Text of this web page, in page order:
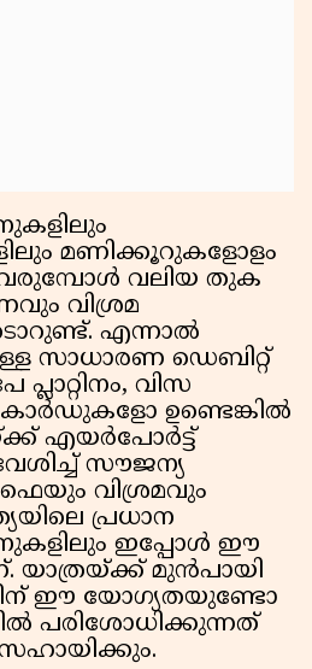
മണിക്കൂറുകളോളം
വരുമ്പോൾ വലിയ തുക
വിശ്രമ
എന്നാൽ
സാധാരണ ഡെബിറ്റ്
വിസ
കാർഡുകളോ ഉണ്ടെങ്കിൽ
എയർപോർട്ട്
സൗജന്യ
വിശ്രമവും
പ്രധാന
ഇപ്പോൾ ഈ
യാത്രയ്ക്ക് മുൻപായി
ഈ യോഗ്യതയുണ്ടോ
പരിശോധിക്കുന്നത്